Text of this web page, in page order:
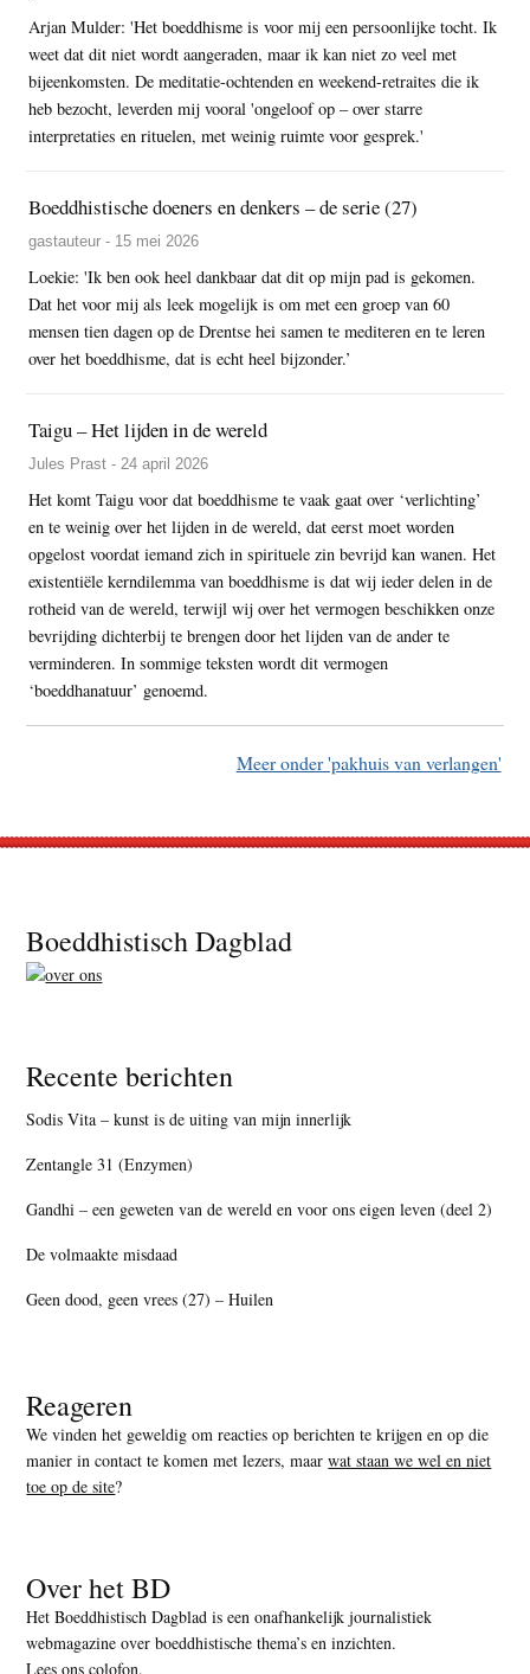
Arjan Mulder: 'Het boeddhisme is voor mij een persoonlijke tocht. Ik
weet dat dit niet wordt aangeraden, maar ik kan niet zo veel met
bijeenkomsten. De meditatie-ochtenden en weekend-retraites die ik
heb bezocht, leverden mij vooral 'ongeloof op – over starre
interpretaties en rituelen, met weinig ruimte voor gesprek.'
Boeddhistische doeners en denkers – de serie (27)
gastauteur - 15 mei 2026
Loekie: 'Ik ben ook heel dankbaar dat dit op mijn pad is gekomen.
Dat het voor mij als leek mogelijk is om met een groep van 60
mensen tien dagen op de Drentse hei samen te mediteren en te leren
over het boeddhisme, dat is echt heel bijzonder.’
Taigu – Het lijden in de wereld
Jules Prast - 24 april 2026
Het komt Taigu voor dat boeddhisme te vaak gaat over ‘verlichting’
en te weinig over het lijden in de wereld, dat eerst moet worden
opgelost voordat iemand zich in spirituele zin bevrijd kan wanen. Het
existentiële kerndilemma van boeddhisme is dat wij ieder delen in de
rotheid van de wereld, terwijl wij over het vermogen beschikken onze
bevrijding dichterbij te brengen door het lijden van de ander te
verminderen. In sommige teksten wordt dit vermogen
‘boeddhanatuur’ genoemd.
Meer onder 'pakhuis van verlangen'
Footer
Boeddhistisch Dagblad
Recente berichten
Sodis Vita – kunst is de uiting van mijn innerlijk
Zentangle 31 (Enzymen)
Gandhi – een geweten van de wereld en voor ons eigen leven (deel 2)
De volmaakte misdaad
Geen dood, geen vrees (27) – Huilen
Reageren
We vinden het geweldig om reacties op berichten te krijgen en op die
manier in contact te komen met lezers, maarwat staan we wel en niet
toe op de site?
Over het BD
Het Boeddhistisch Dagblad is een onafhankelijk journalistiek
webmagazine over boeddhistische thema’s en inzichten.
Lees ons colofon.